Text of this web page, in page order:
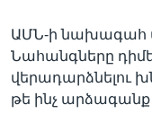
ԱՄՆ-ի նախագահ
Նահանգները
վերադարձնելու
թե ինչ